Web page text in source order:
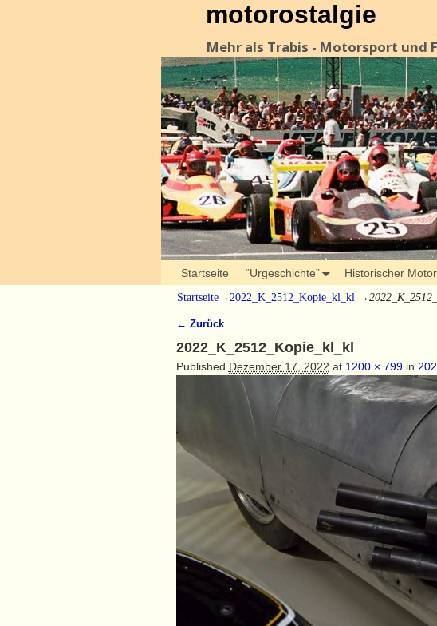
motorostalgie
Mehr als Trabis - Motorsport und
Startseite “Urgeschichte” Historischer
Startseite→ 2022_K_2512_Kopie_kl_kl →
← Zurück
2022_K_2512_Kopie_kl_kl
Published Dezember 17, 2022 at 1200 × 799in